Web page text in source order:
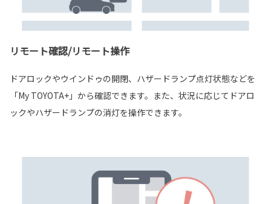
リモート確認/リモート操作
ドアロックやウインドゥの開閉、ハザードランプ点灯状態などを
「My TOYOTA+」から確認できます。また、状況に応じてドアロ
ックやハザードランプの消灯を操作できます。